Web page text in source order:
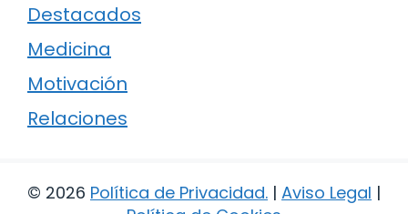
Destacados
Medicina
Motivación
Relaciones
© 2026 Política de Privacidad. | Aviso Legal |